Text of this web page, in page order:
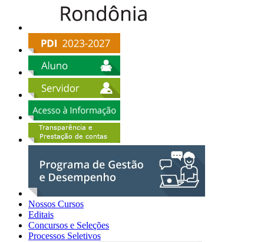
Nossos Cursos
Editais
Concursos e Seleções
Processos Seletivos